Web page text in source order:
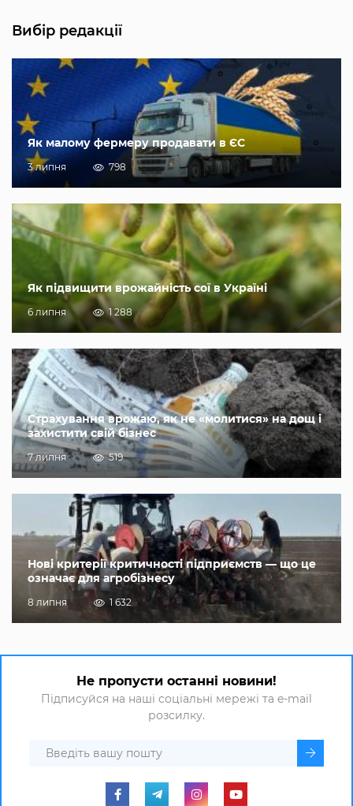
Вибір редакції
Як малому фермеру продавати в ЄС
3 липня 798
Як підвищити врожайність сої в Україні
6 липня 1 288
Страхування врожаю, як не «молитися» на дощ і
захистити свій бізнес
7 липня 519
Нові критерії критичності підприємств — що це
означає для агробізнесу
8 липня 1 632
Не пропусти останні новини!
Підписуйся на наші соціальні мережі та e-mail
розсилку.